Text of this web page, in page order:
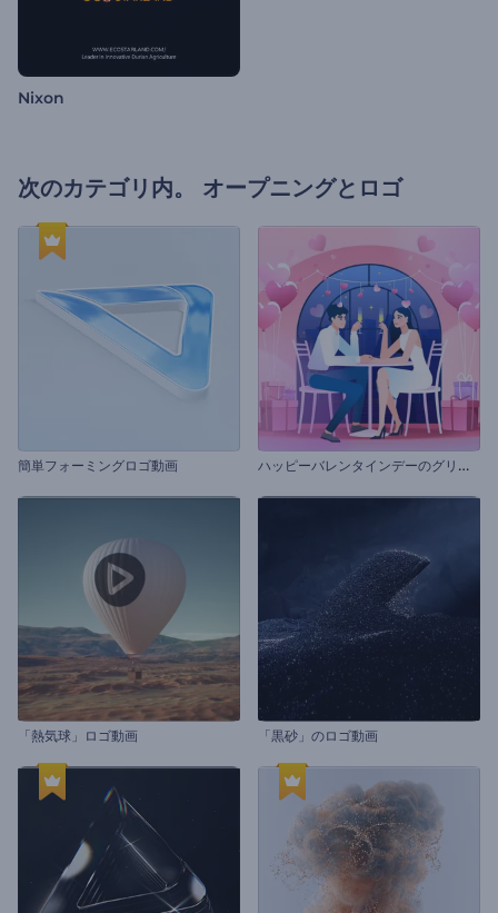
Nixon
次のカテゴリ内。 オープニングとロゴ
簡単フォーミングロゴ動画 ハ
ッピーバレンタインデーのグリーティング
「熱気球」ロゴ動画 「黒砂」のロゴ動画